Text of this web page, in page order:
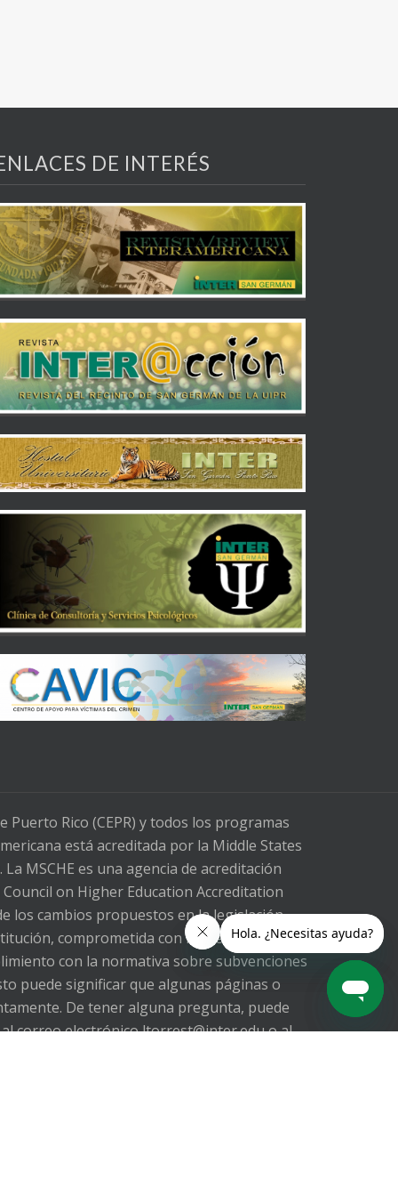
DE INTERÉS
Puerto Rico (CEPR) y todos los programas
está acreditada por la Middle States
MSCHE es una agencia de acreditación
on Higher Education Accreditation
los cambios propuestos en la legislación
comprometida con los requisitos de
con la normativa sobre subvenciones
puede significar que algunas páginas o
De tener alguna pregunta, puede
correo electrónico ltorrest@inter.edu o al